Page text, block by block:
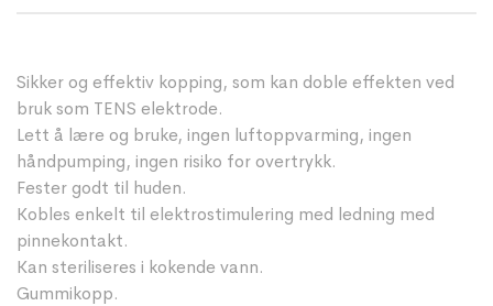
Sikker og effektiv kopping, som kan doble effekten ved
bruk som TENS elektrode.
Lett å lære og bruke, ingen luftoppvarming, ingen
håndpumping, ingen risiko for overtrykk.
Fester godt til huden.
Kobles enkelt til elektrostimulering med ledning med
pinnekontakt.
Kan steriliseres i kokende vann.
Gummikopp.